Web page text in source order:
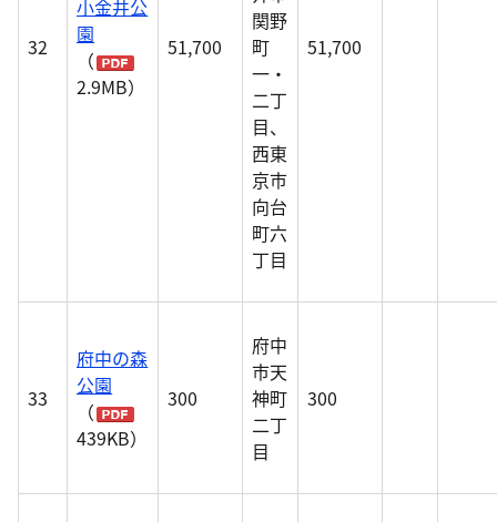
32
小金井公
園
（
2.9MB）
51,700
関野
町
一・
二丁
目、
西東
京市
向台
町六
丁目
51,700
33
府中の森
公園
（
439KB）
300
府中
市天
神町
二丁
目
300